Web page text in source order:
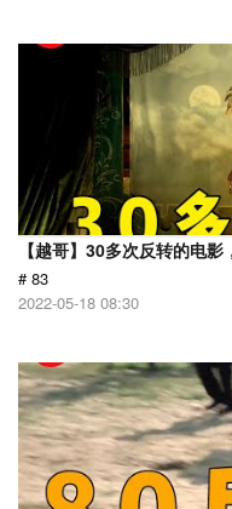
【越哥】30多次反转的电
# 83
2022-05-18 08:30